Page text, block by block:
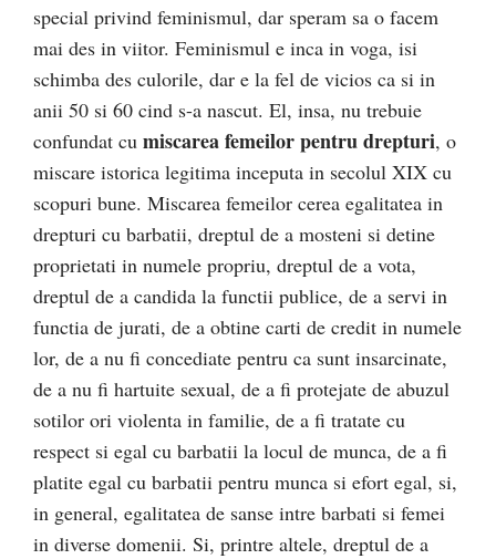
special privind feminismul, dar speram sa o facem
mai des in viitor. Feminismul e inca in voga, isi
schimba des culorile, dar e la fel de vicios ca si in
anii 50 si 60 cind s-a nascut. El, insa, nu trebuie
confundat cu miscarea femeilor pentru drepturi, o
miscare istorica legitima inceputa in secolul XIX cu
scopuri bune. Miscarea femeilor cerea egalitatea in
drepturi cu barbatii, dreptul de a mosteni si detine
proprietati in numele propriu, dreptul de a vota,
dreptul de a candida la functii publice, de a servi in
functia de jurati, de a obtine carti de credit in numele
lor, de a nu fi concediate pentru ca sunt insarcinate,
de a nu fi hartuite sexual, de a fi protejate de abuzul
sotilor ori violenta in familie, de a fi tratate cu
respect si egal cu barbatii la locul de munca, de a fi
platite egal cu barbatii pentru munca si efort egal, si,
in general, egalitatea de sanse intre barbati si femei
in diverse domenii. Si, printre altele, dreptul de a